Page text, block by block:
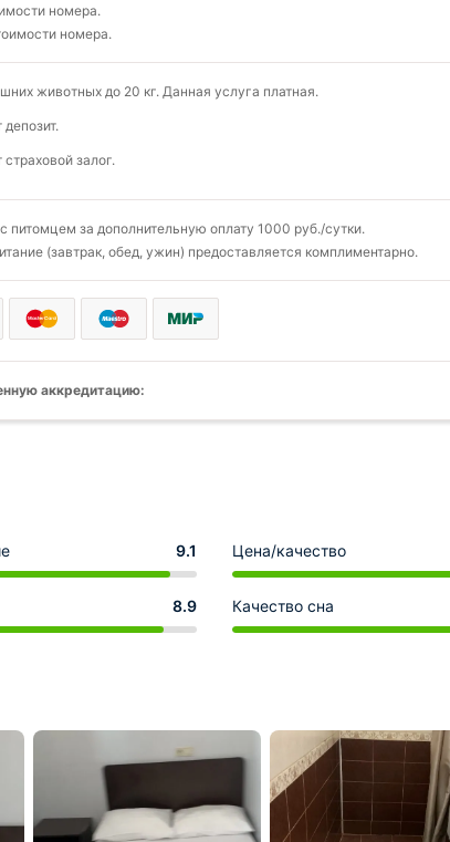
номера.
номера.
животных до 20 кг. Данная услуга платная.
залог.
питомцем за дополнительную оплату 1000 руб./сутки.
(завтрак, обед, ужин) предоставляется комплиментарно.
аккредитацию:
9.1 Цена/качество
8.9 Качество сна